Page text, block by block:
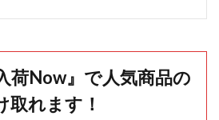
荷Now』で人気商品の
取れます！